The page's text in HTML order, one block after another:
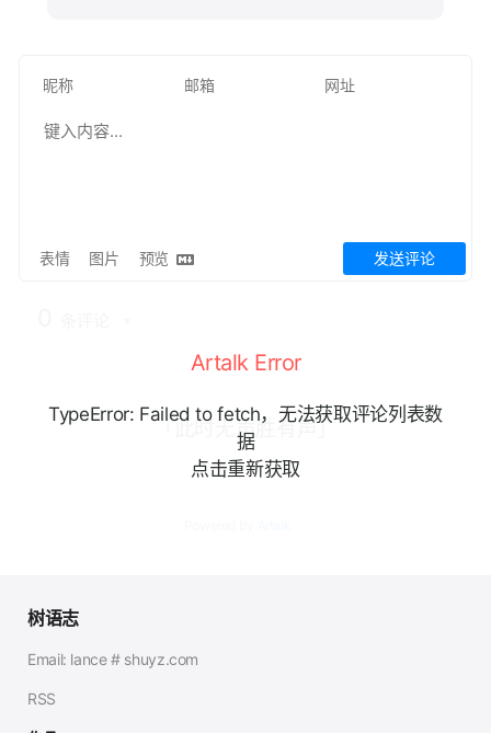
表情 图片 预览 发送评论
「此时无声胜有声」
Artalk Error
TypeError: Failed to fetch，无法获取评论列表数
据
点击重新获取
树语志
Email: lance # shuyz.com
RSS